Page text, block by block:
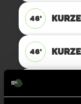
46'
46'